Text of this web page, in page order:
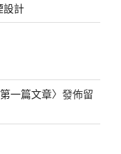
設計
一篇文章〉發佈留